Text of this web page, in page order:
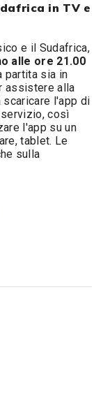
in TV e
e il Sudafrica,
alle ore 21.00
partita sia in
assistere alla
scaricare l'app di
così
l'app su un
tablet. Le
sulla